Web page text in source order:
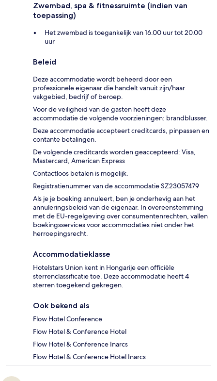
Zwembad, spa & fitnessruimte (indien van
toepassing)
Het zwembad is toegankelijk van 16.00 uur tot 20.00
uur
Beleid
Deze accommodatie wordt beheerd door een
professionele eigenaar die handelt vanuit zijn/haar
vakgebied, bedrijf of beroep.
Voor de veiligheid van de gasten heeft deze
accommodatie de volgende voorzieningen: brandblusser.
Deze accommodatie accepteert creditcards, pinpassen en
contante betalingen.
De volgende creditcards worden geaccepteerd: Visa,
Mastercard, American Express
Contactloos betalen is mogelijk.
Registratienummer van de accommodatie SZ23057479
Als je je boeking annuleert, ben je onderhevig aan het
annuleringsbeleid van de eigenaar. In overeenstemming
met de EU-regelgeving over consumentenrechten, vallen
boekingsservices voor accommodaties niet onder het
herroepingsrecht.
Accommodatieklasse
Hotelstars Union kent in Hongarije een officiële
sterrenclassificatie toe. Deze accommodatie heeft 4
sterren toegekend gekregen.
Ook bekend als
Flow Hotel Conference
Flow Hotel & Conference Hotel
Flow Hotel & Conference Inarcs
Flow Hotel & Conference Hotel Inarcs